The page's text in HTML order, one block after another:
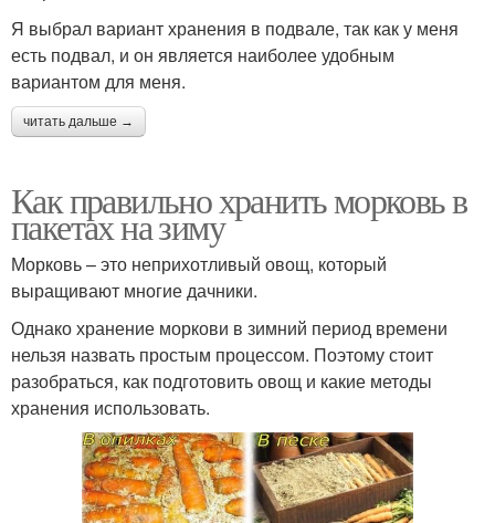
Я выбрал вариант хранения в подвале, так как у меня
есть подвал, и он является наиболее удобным
вариантом для меня.
читать дальше →
Как правильно хранить морковь в
пакетах на зиму
Морковь – это неприхотливый овощ, который
выращивают многие дачники.
Однако хранение моркови в зимний период времени
нельзя назвать простым процессом. Поэтому стоит
разобраться, как подготовить овощ и какие методы
хранения использовать.